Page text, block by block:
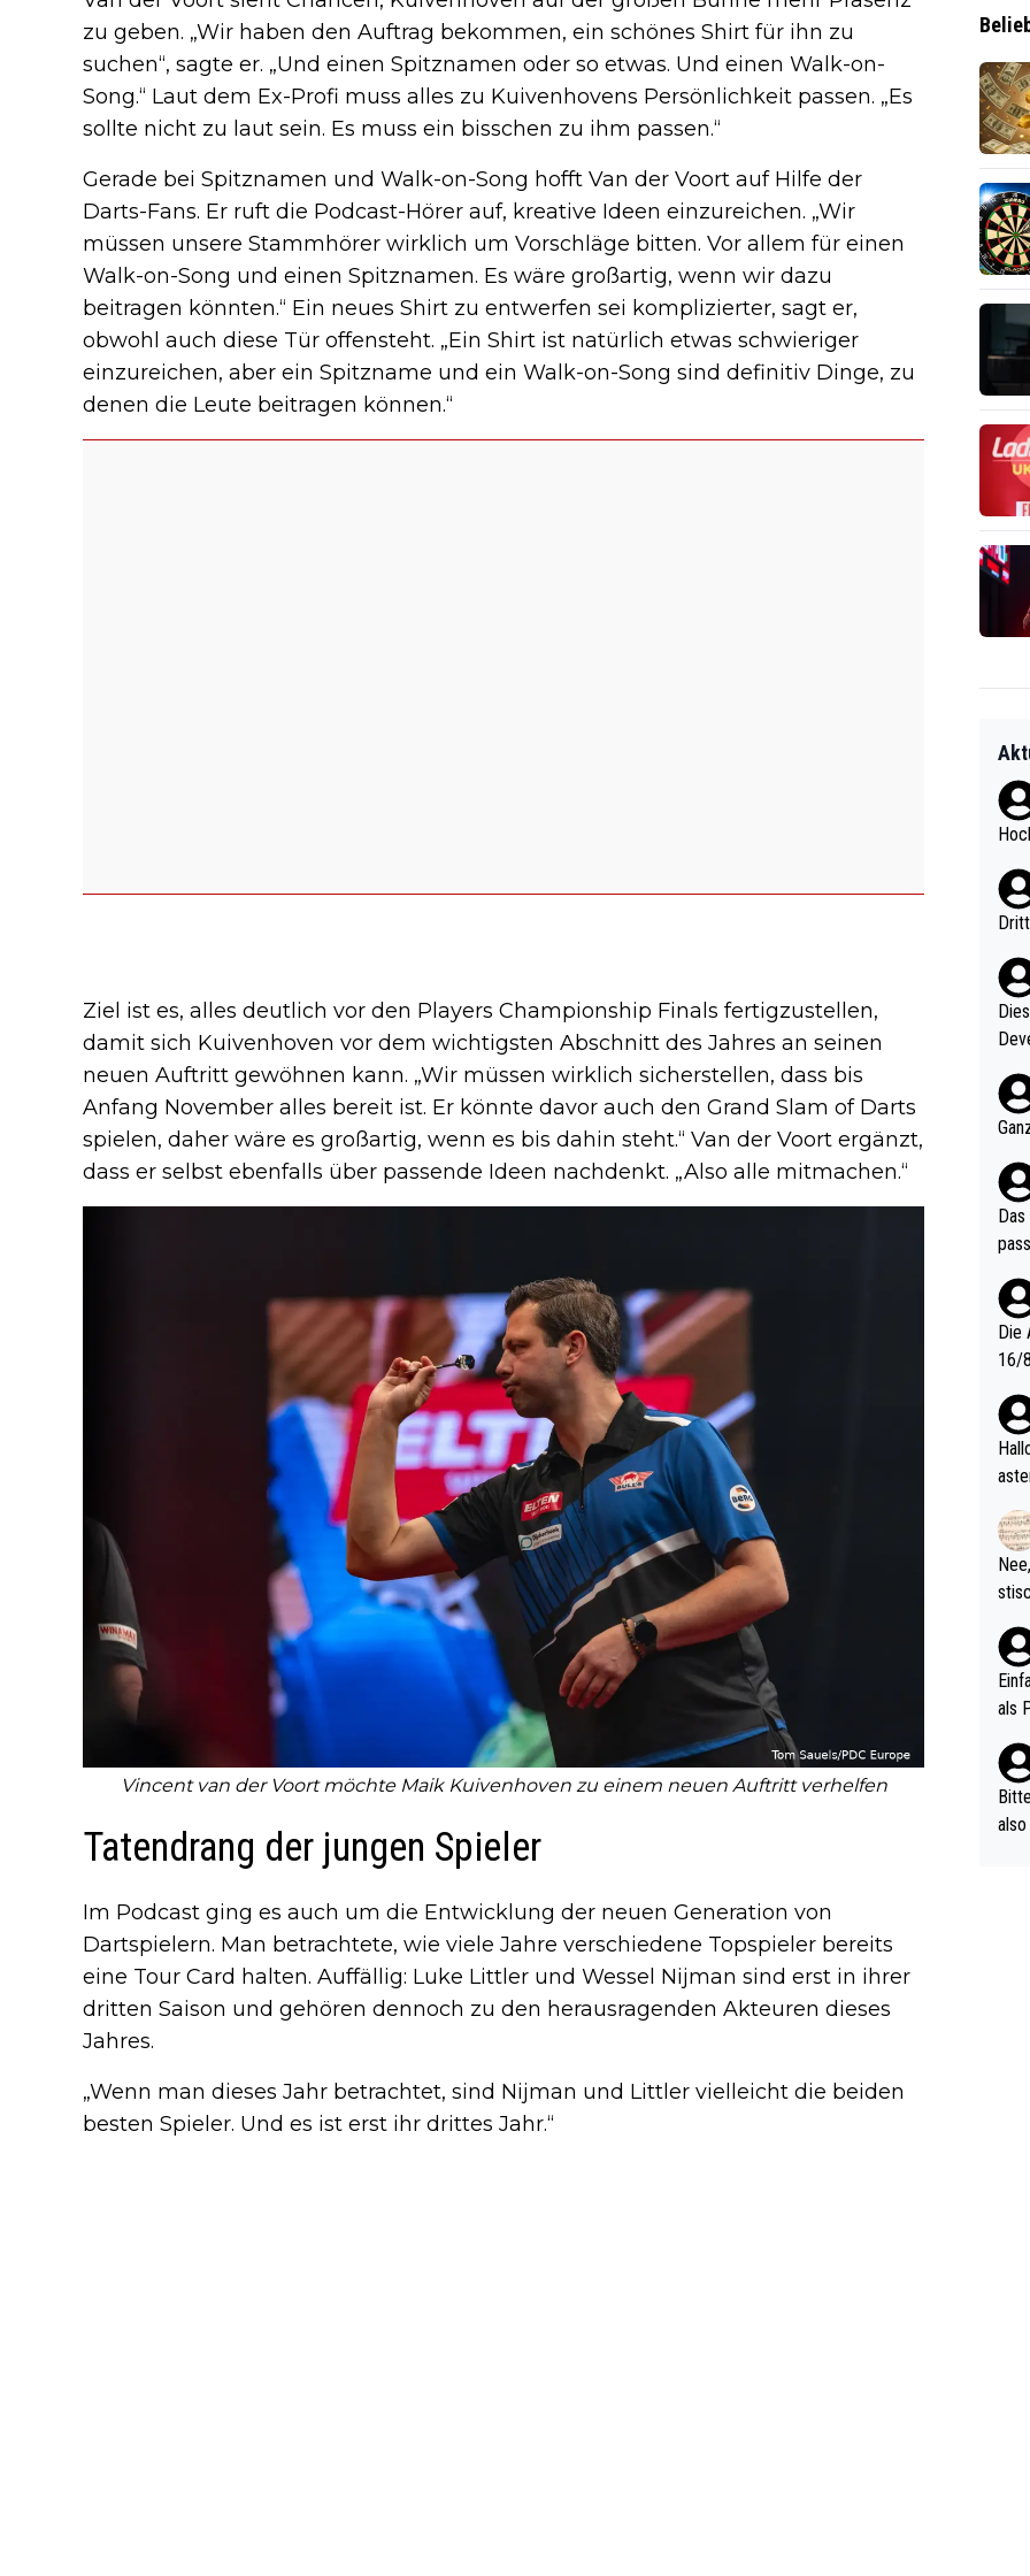
zu geben. „Wir haben den Auftrag bekommen, ein schönes Shirt für ihn zu
suchen“, sagte er. „Und einen Spitznamen oder so etwas. Und einen Walk-on-
Song.“ Laut dem Ex-Profi muss alles zu Kuivenhovens Persönlichkeit passen. „Es
sollte nicht zu laut sein. Es muss ein bisschen zu ihm passen.“
Gerade bei Spitznamen und Walk-on-Song hofft Van der Voort auf Hilfe der
Darts-Fans. Er ruft die Podcast-Hörer auf, kreative Ideen einzureichen. „Wir
müssen unsere Stammhörer wirklich um Vorschläge bitten. Vor allem für einen
Walk-on-Song und einen Spitznamen. Es wäre großartig, wenn wir dazu
beitragen könnten.“ Ein neues Shirt zu entwerfen sei komplizierter, sagt er,
obwohl auch diese Tür offensteht. „Ein Shirt ist natürlich etwas schwieriger
einzureichen, aber ein Spitzname und ein Walk-on-Song sind definitiv Dinge, zu
denen die Leute beitragen können.“
Ziel ist es, alles deutlich vor den Players Championship Finals fertigzustellen,
damit sich Kuivenhoven vor dem wichtigsten Abschnitt des Jahres an seinen
neuen Auftritt gewöhnen kann. „Wir müssen wirklich sicherstellen, dass bis
Anfang November alles bereit ist. Er könnte davor auch den Grand Slam of Darts
spielen, daher wäre es großartig, wenn es bis dahin steht.“ Van der Voort ergänzt,
dass er selbst ebenfalls über passende Ideen nachdenkt. „Also alle mitmachen.“
Vincent van der Voort möchte Maik Kuivenhoven zu einem neuen Auftritt verhelfen
Tatendrang der jungen Spieler
Im Podcast ging es auch um die Entwicklung der neuen Generation von
Dartspielern. Man betrachtete, wie viele Jahre verschiedene Topspieler bereits
eine Tour Card halten. Auffällig: Luke Littler und Wessel Nijman sind erst in ihrer
dritten Saison und gehören dennoch zu den herausragenden Akteuren dieses
Jahres.
„Wenn man dieses Jahr betrachtet, sind Nijman und Littler vielleicht die beiden
besten Spieler. Und es ist erst ihr drittes Jahr.“
e mal 40+
och krasser wie ein
Die
16/8? Die Jugendspiele waren letztes
l. Allerdings ist Mitchell Lawrie als Nummer 1 der Welt eh quali
eisters
d
(in
als
Hallo, warum gibt es keinen Hinweis, dass
nes
ttler
vV
als